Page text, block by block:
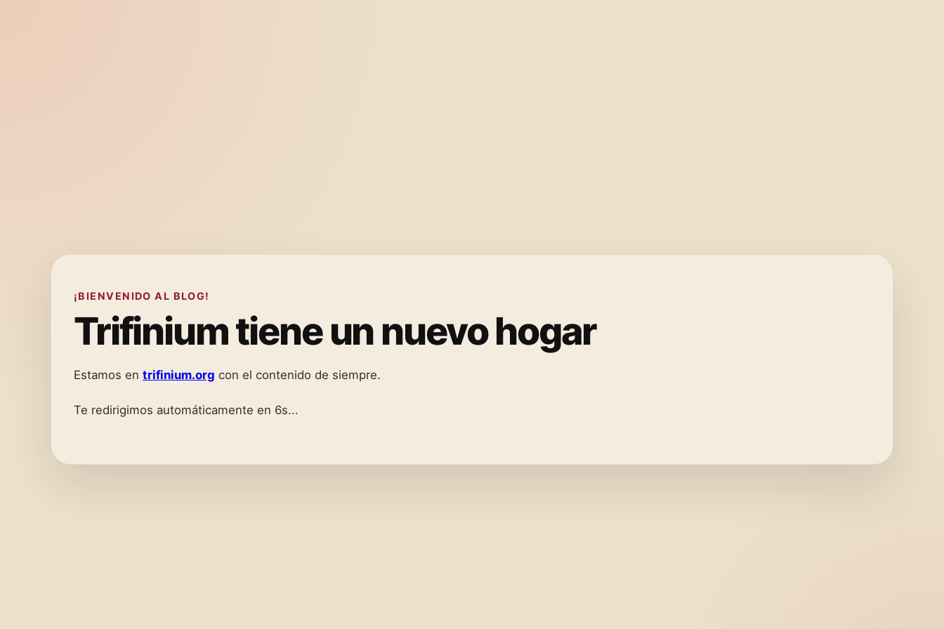
¡BIENVENIDO AL BLOG!
Trifinium tiene un nuevo hogar
Estamos en trifinium.org con el contenido de siempre.
Te redirigimos automáticamente en 6s...